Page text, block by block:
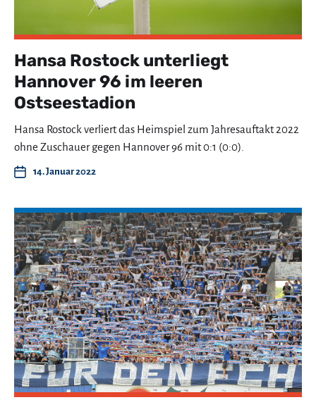
Hansa Rostock unterliegt
Hannover 96 im leeren
Ostseestadion
Hansa Rostock verliert das Heimspiel zum Jahresauftakt 2022
ohne Zuschauer gegen Hannover 96 mit 0:1 (0:0).
14. Januar 2022